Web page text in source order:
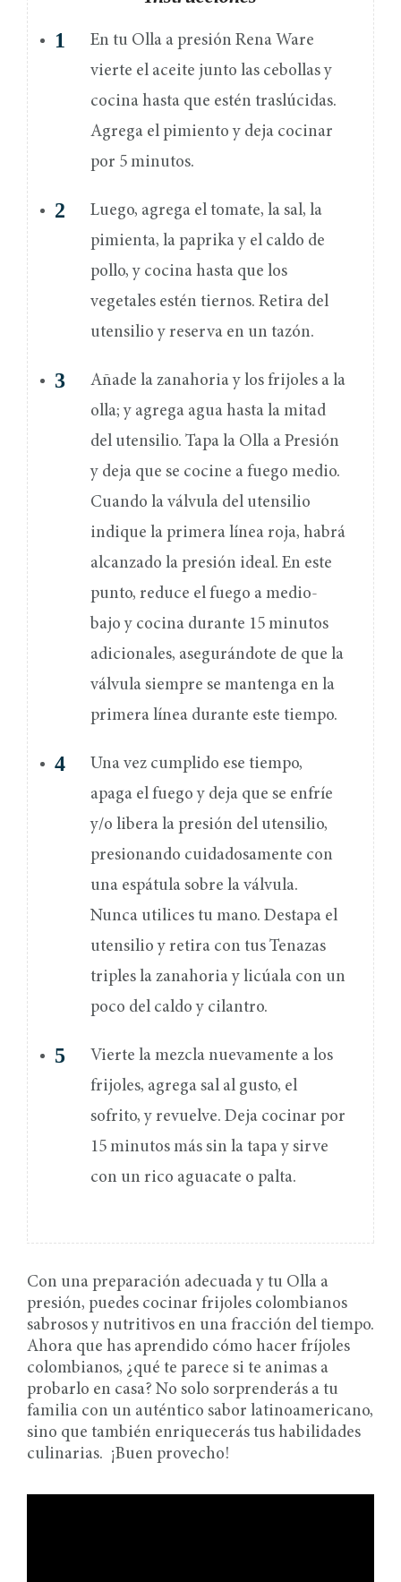
En tu Olla a presión Rena Ware
vierte el aceite junto las cebollas y
cocina hasta que estén traslúcidas.
Agrega el pimiento y deja cocinar
por 5 minutos.
Luego, agrega el tomate, la sal, la
pimienta, la paprika y el caldo de
pollo, y cocina hasta que los
vegetales estén tiernos. Retira del
utensilio y reserva en un tazón.
Añade la zanahoria y los frijoles a la
olla; y agrega agua hasta la mitad
del utensilio. Tapa la Olla a Presión
y deja que se cocine a fuego medio.
Cuando la válvula del utensilio
indique la primera línea roja, habrá
alcanzado la presión ideal. En este
punto, reduce el fuego a medio-
bajo y cocina durante 15 minutos
adicionales, asegurándote de que la
válvula siempre se mantenga en la
primera línea durante este tiempo.
Una vez cumplido ese tiempo,
apaga el fuego y deja que se enfríe
y/o libera la presión del utensilio,
presionando cuidadosamente con
una espátula sobre la válvula.
Nunca utilices tu mano. Destapa el
utensilio y retira con tus Tenazas
triples la zanahoria y licúala con un
poco del caldo y cilantro.
Vierte la mezcla nuevamente a los
frijoles, agrega sal al gusto, el
sofrito, y revuelve. Deja cocinar por
15 minutos más sin la tapa y sirve
con un rico aguacate o palta.
Con una preparación adecuada y tu Olla a
presión, puedes cocinar frijoles colombianos
sabrosos y nutritivos en una fracción del tiempo.
Ahora que has aprendido cómo hacer fríjoles
colombianos, ¿qué te parece si te animas a
probarlo en casa? No solo sorprenderás a tu
familia con un auténtico sabor latinoamericano,
sino que también enriquecerás tus habilidades
culinarias. ¡Buen provecho!